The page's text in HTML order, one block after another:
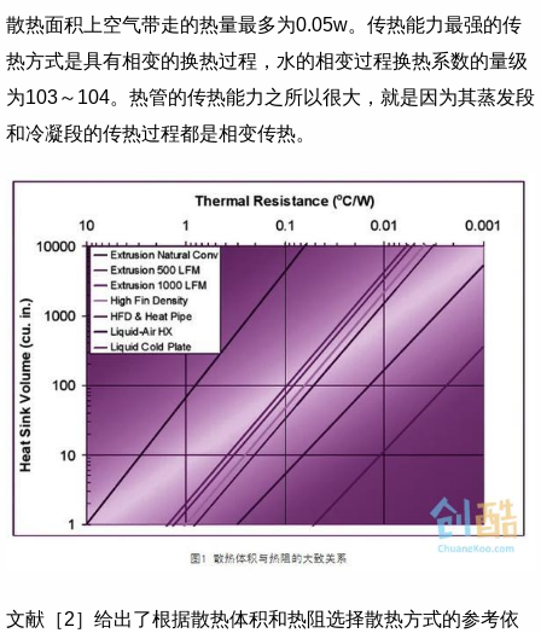
散热面积上空气带走的热量最多为0.05w。传热能力最强的传
热方式是具有相变的换热过程，水的相变过程换热系数的量级
为103～ 104。热管的传热能力之所以很大，就是因为其蒸发段
和冷凝段的传热过程都是相变传热。
文献［2］给出了根据散热体积和热阻选择散热方式的参考依